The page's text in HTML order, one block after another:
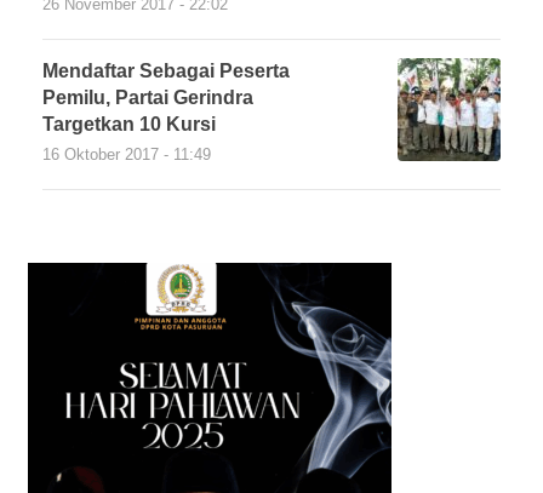
26 November 2017 - 22:02
Mendaftar Sebagai Peserta
Pemilu, Partai Gerindra
Targetkan 10 Kursi
16 Oktober 2017 - 11:49